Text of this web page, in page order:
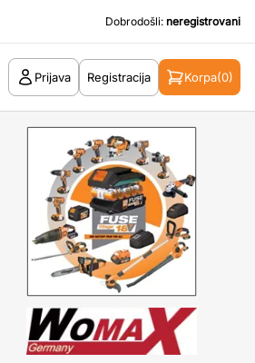
Dobrodošli: neregistrovani
Prijava Registracija Korpa(0)